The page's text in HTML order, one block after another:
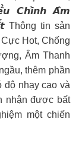
𝘾𝙝𝙞̉𝙣𝙝 𝘼̂𝙢
tin sản
Hot, Chống
Âm Thanh
thêm phần
độ nhạy cao và
nhận được bất
một chiến